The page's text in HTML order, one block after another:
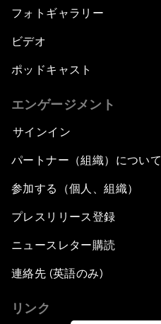
フォトギャラリー
ビデオ
ポッドキャスト
エンゲージメント
サインイン
パートナー（組織）について
参加する（個人、組織）
プレスリリース登録
ニュースレター購読
連絡先 (英語のみ)
リンク